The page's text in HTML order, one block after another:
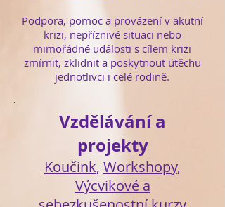
Podpora, pomoc a provázení v akutní
krizi, nepříznivé situaci nebo
mimořádné události s cílem krizi
zmírnit, zklidnit a poskytnout útěchu
jednotlivci i celé rodině.
Vzdělávání a
projekty
Koučink, Workshopy,
Výcvikové a